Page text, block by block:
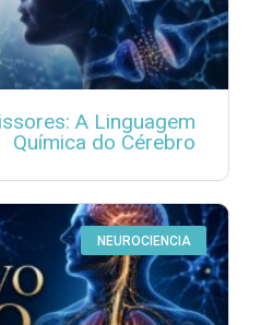
A Linguagem
Química do Cérebro
NEUROCIENCIA